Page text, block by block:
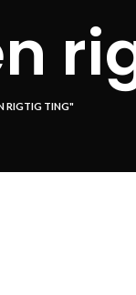
RIGTIG TING"